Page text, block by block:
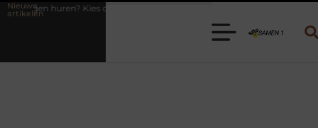
Nieuwe
artikelen
juiste aanhanger voor jouw klus